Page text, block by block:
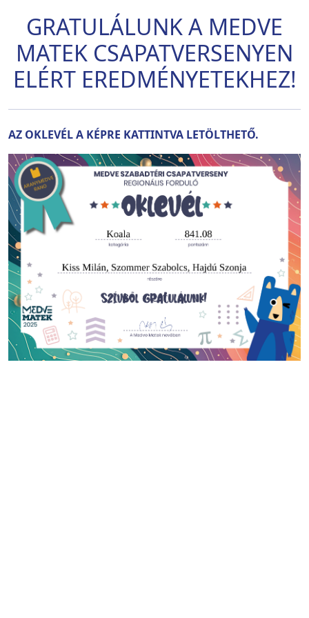
GRATULÁLUNK A MEDVE
MATEK CSAPATVERSENYEN
ELÉRT EREDMÉNYETEKHEZ!
AZ OKLEVÉL A KÉPRE KATTINTVA LETÖLTHETŐ.